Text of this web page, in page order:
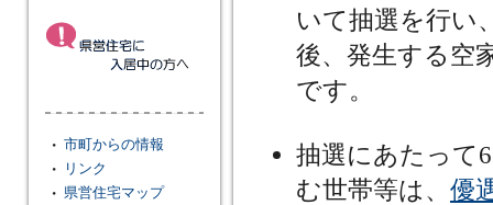
・ 市町からの情報
・ リンク
・ 県営住宅マップ
いて抽選を行い
後、発生する空
です。
抽選にあたって
む世帯等は、 優